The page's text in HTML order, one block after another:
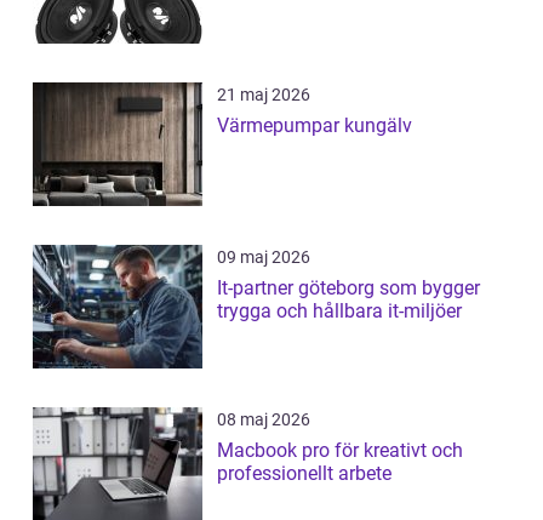
21 maj 2026
Värmepumpar kungälv
09 maj 2026
It-partner göteborg som bygger
trygga och hållbara it-miljöer
08 maj 2026
Macbook pro för kreativt och
professionellt arbete